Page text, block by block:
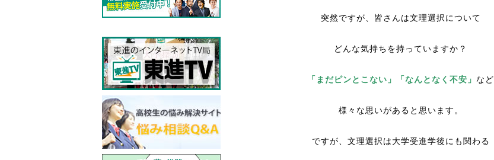
突然ですが、皆さんは文理選択について
どんな気持ちを持っていますか？
「まだピンとこない」「なんとなく不安」 など
様々な思いがあると思います。
ですが、文理選択は大学受進学後にも関わる